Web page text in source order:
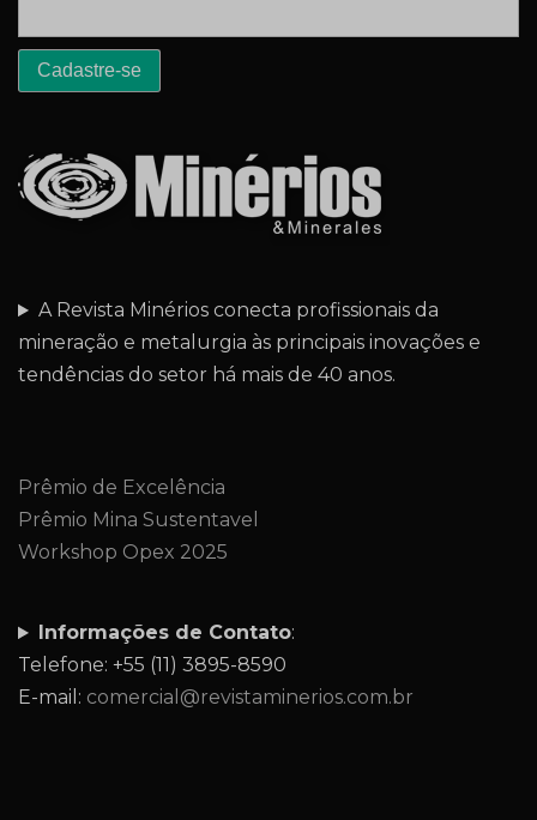
A Revista Minérios conecta profissionais da
mineração e metalurgia às principais inovações e
tendências do setor há mais de 40 anos.
Prêmio de Excelência
Prêmio Mina Sustentavel
Workshop Opex 2025
Informações de Contato:
Telefone: +55 (11) 3895-8590
E-mail: comercial@revistaminerios.com.br